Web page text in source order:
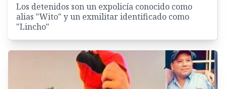
Los detenidos son un expolicía conocido como
alias "Wito" y un exmilitar identificado como
"Lincho"